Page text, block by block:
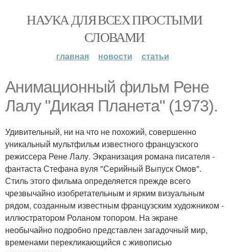
НАУКА ДЛЯ ВСЕХ ПРОСТЫМИ
СЛОВАМИ
главная новости статьи
Анимационный фильм Рене
Лалу "Дикая Планета" (1973).
Удивительный, ни на что не похожий, совершенно
уникальный мультфильм известного французского
режиссера Рене Лалу. Экранизация романа писателя -
фантаста Стефана вуля "Серийный Выпуск Омов".
Стиль этого фильма определяется прежде всего
чрезвычайно изобретательным и ярким визуальным
рядом, созданным известным французским художником -
иллюстратором Роланом топором. На экране
необычайно подробно представлен загадочный мир,
временами перекликающийся с живописью